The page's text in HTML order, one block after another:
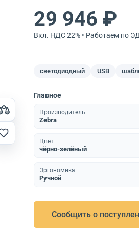
29 946 ₽
Вкл. НДС 22% • Работаем по
светодиодный USB
Главное
Производитель
Zebra
Цвет
чёрно-зелёный
Эргономика
Ручной
Сообщить о